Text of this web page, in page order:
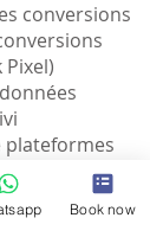
conversions
Pixel)
plateformes
Google
Awesome
Book now